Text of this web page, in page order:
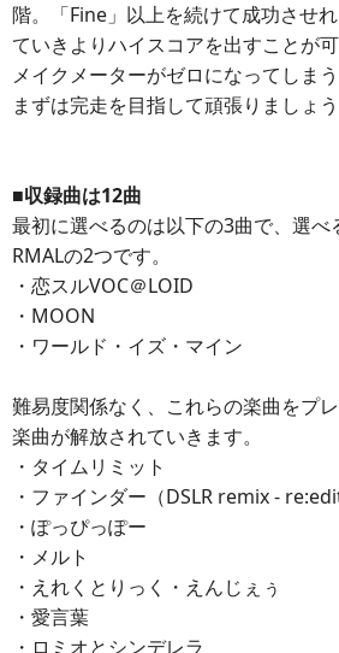
階。「Fine」以上を続けて成功させ
ていきよりハイスコアを出すことが
メイクメーターがゼロになってしま
まずは完走を目指して頑張りましょう
■収録曲は12曲
最初に選べるのは以下の3曲で、選べ
RMALの2つです。
・恋スルVOC＠LOID
・MOON
・ワールド・イズ・マイン
難易度関係なく、これらの楽曲をプ
楽曲が解放されていきます。
・タイムリミット
・ファインダー（DSLR remix - re:edit
・ぽっぴっぽー
・メルト
・えれくとりっく・えんじぇぅ
・愛言葉
・ロミオとシンデレラ